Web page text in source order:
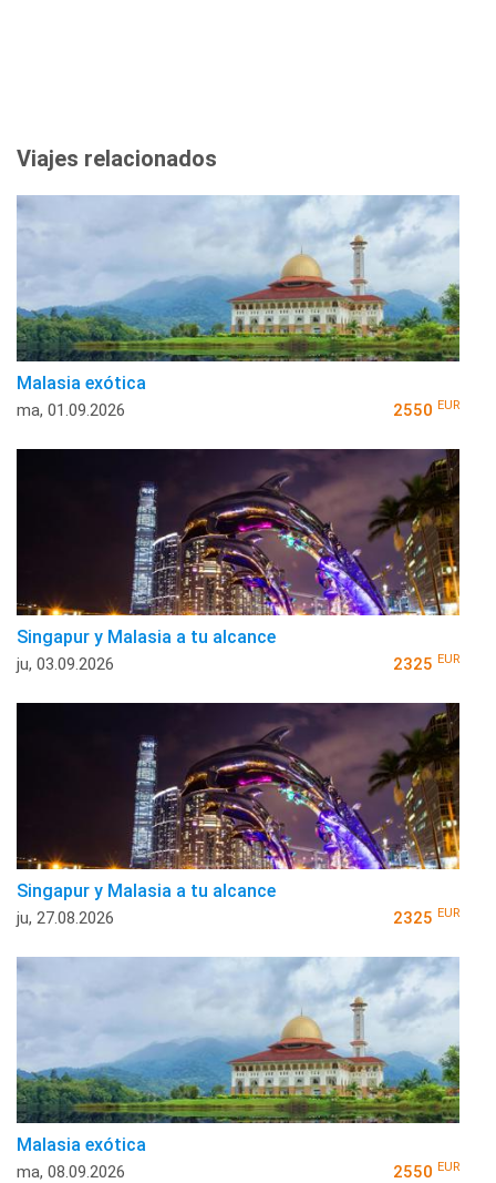
Viajes relacionados
Malasia exótica
ma, 01.09.2026 2550 EUR
Singapur y Malasia a tu alcance
ju, 03.09.2026 2325 EUR
Singapur y Malasia a tu alcance
ju, 27.08.2026 2325 EUR
Malasia exótica
ma, 08.09.2026 2550 EUR